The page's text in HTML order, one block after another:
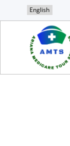
English